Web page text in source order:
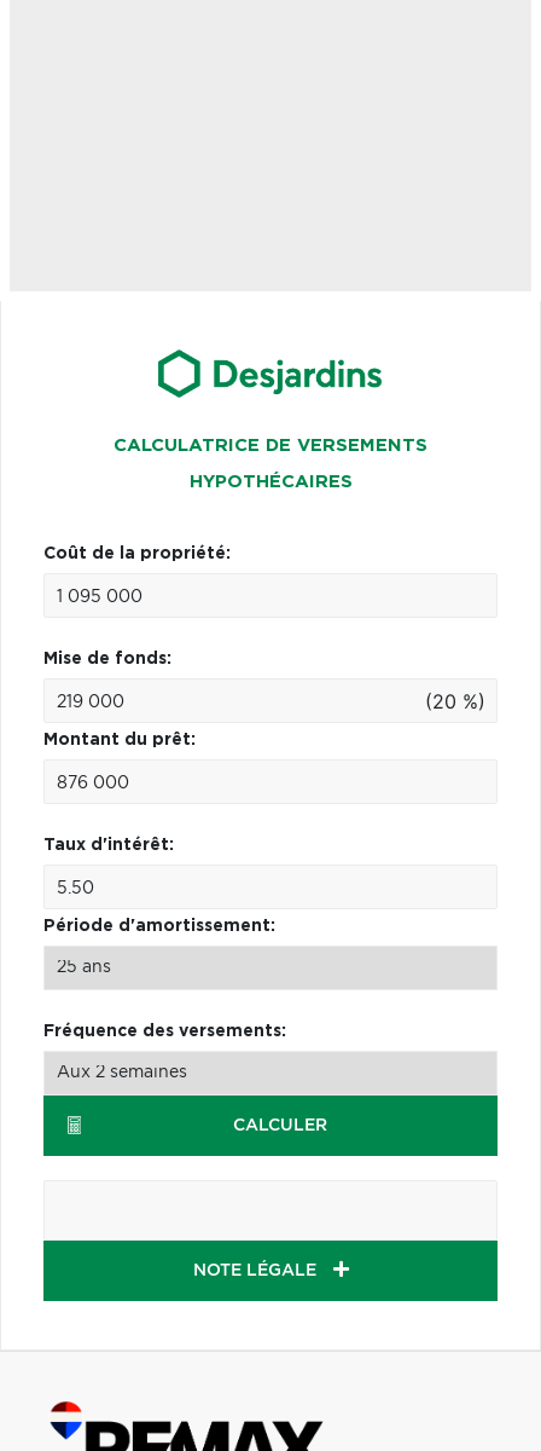
CALCULATRICE DE VERSEMENTS
HYPOTHÉCAIRES
Coût de la propriété:
Mise de fonds:
(20 %)
Montant du prêt:
Taux d'intérêt:
Période d'amortissement:
Fréquence des versements:
CALCULER
NOTE LÉGALE